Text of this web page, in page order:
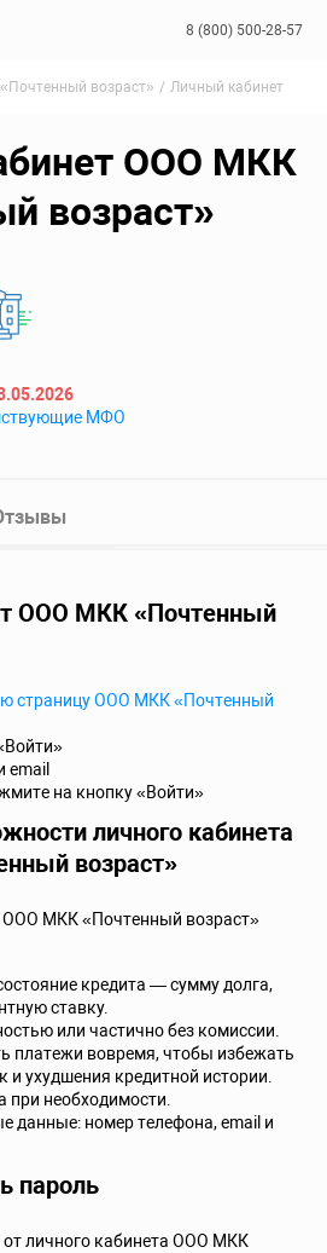
8 (800) 500-28-57
возраст» Личный кабинет
ООО МКК
возраст»
МФО
ООО МКК «Почтенный
страницу ООО МКК «Почтенный
email
на кнопку «Войти»
личного кабинета
возраст»
МКК «Почтенный возраст»
кредита — сумму долга,
ставку.
или частично без комиссии.
платежи вовремя, чтобы избежать
и ухудшения кредитной истории.
при необходимости.
данные: номер телефона, email и
пароль
личного кабинета ООО МКК